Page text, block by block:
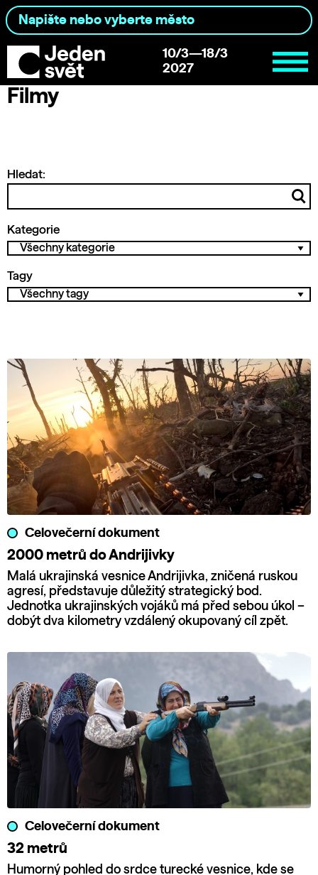
10/3—18/3
2027
Filmy
Hledat:
Kategorie
Tagy
Celovečerní dokument
2000 metrů do Andrijivky
Malá ukrajinská vesnice Andrijivka, zničená ruskou
agresí, představuje důležitý strategický bod.
Jednotka ukrajinských vojáků má před sebou úkol –
dobýt dva kilometry vzdálený okupovaný cíl zpět.
Celovečerní dokument
32 metrů
Humorný pohled do srdce turecké vesnice, kde se